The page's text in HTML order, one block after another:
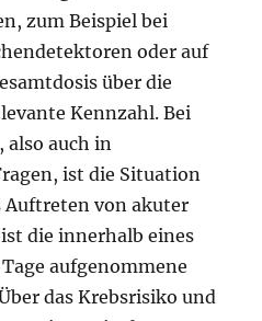
zum Beispiel bei
oder auf
über die
Kennzahl. Bei
auch in
ist die Situation
Auftreten von akuter
die innerhalb eines
aufgenommene
das Krebsrisiko und